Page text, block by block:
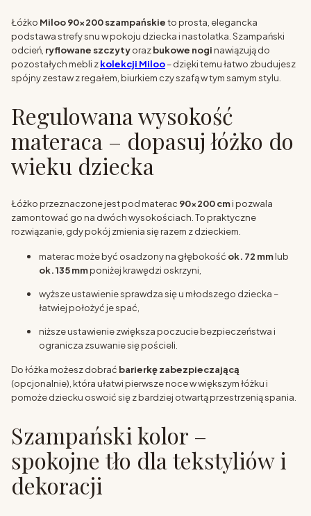
Łóżko Miloo 90x200 szampańskieto prosta, elegancka
podstawa strefy snu w pokoju dziecka i nastolatka. Szampański
odcień, ryflowane szczytyorazbukowe nogi nawiązują do
pozostałych mebli zkolekcji Miloo– dzięki temu łatwo zbudujesz
spójny zestaw z regałem, biurkiem czy szafą w tym samym stylu.
Regulowana wysokość
materaca – dopasuj łóżko do
wieku dziecka
Łóżko przeznaczone jest pod materac 90x200 cmi pozwala
zamontować go na dwóch wysokościach. To praktyczne
rozwiązanie, gdy pokój zmienia się razem z dzieckiem.
materac może być osadzony na głębokość ok. 72 mmlub
ok. 135 mmponiżej krawędzi oskrzyni,
wyższe ustawienie sprawdza się u młodszego dziecka –
łatwiej położyć je spać,
niższe ustawienie zwiększa poczucie bezpieczeństwa i
ogranicza zsuwanie się pościeli.
Do łóżka możesz dobrać barierkę zabezpieczającą
(opcjonalnie), która ułatwi pierwsze noce w większym łóżku i
pomoże dziecku oswoić się z bardziej otwartą przestrzenią spania.
Szampański kolor –
spokojne tło dla tekstyliów i
dekoracji